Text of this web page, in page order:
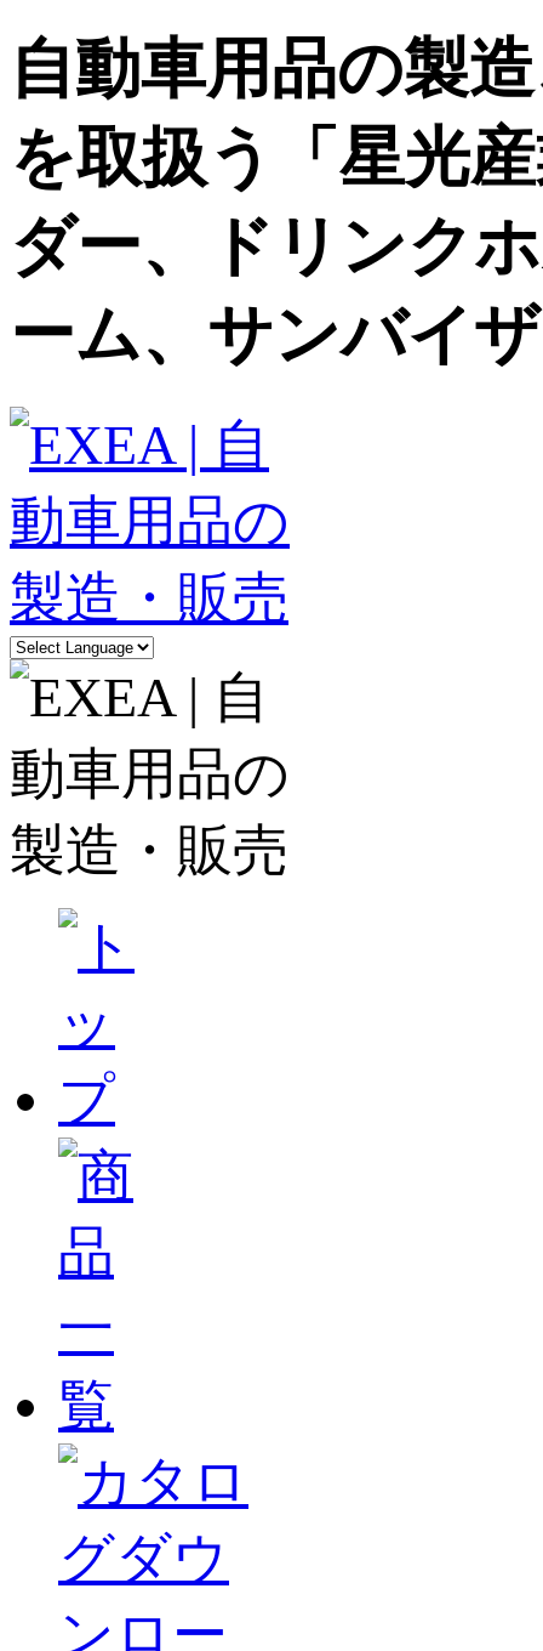
自動車用品の製
を取扱う「星光
ダー、ドリンク
ーム、サンバイ